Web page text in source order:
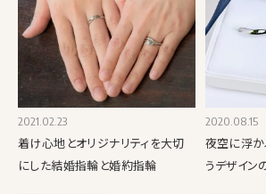
2021.02.23
着け心地とオリジナリティを大切
にした結婚指輪と婚約指輪
2020.08.15
夜空に浮か
うデザイ